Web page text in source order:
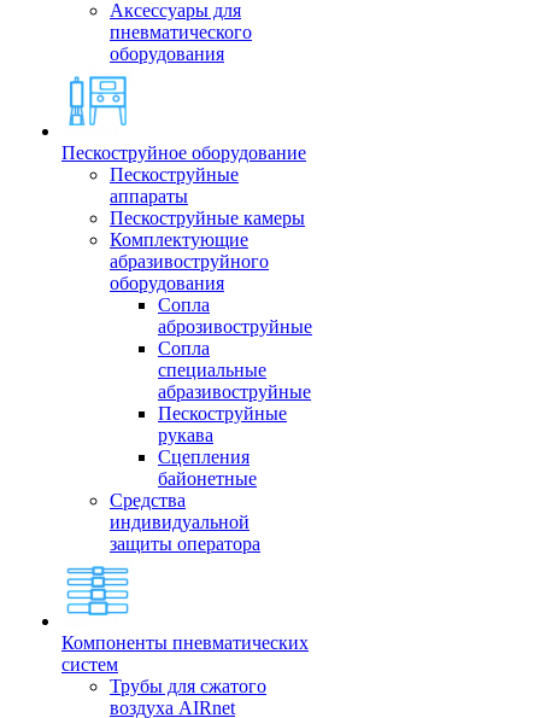
Аксессуары для
пневматического
оборудования
Пескоструйное оборудование
Пескоструйные
аппараты
Пескоструйные камеры
Комплектующие
абразивоструйного
оборудования
Сопла
аброзивоструйные
Сопла
специальные
абразивоструйные
Пескоструйные
рукава
Сцепления
байонетные
Средства
индивидуальной
защиты оператора
Компоненты пневматических
систем
Трубы для сжатого
воздуха AIRnet